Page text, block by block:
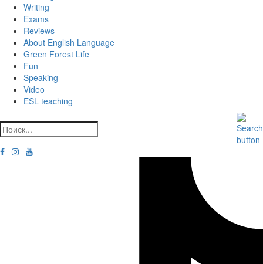
Writing
Exams
Reviews
About English Language
Green Forest Life
Fun
Speaking
Video
ESL teaching